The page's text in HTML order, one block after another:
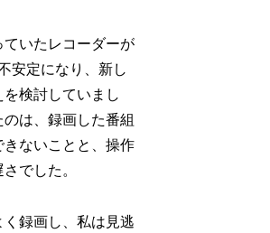
いたレコーダーが
安定になり、新し
検討していまし
は、録画した番組
きないことと、操作
でした。
録画し、私は見逃